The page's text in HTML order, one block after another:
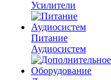
Усилители
Питание
Аудиосистем